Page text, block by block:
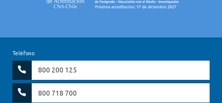
Teléfono:
800 200 125
800 718 700